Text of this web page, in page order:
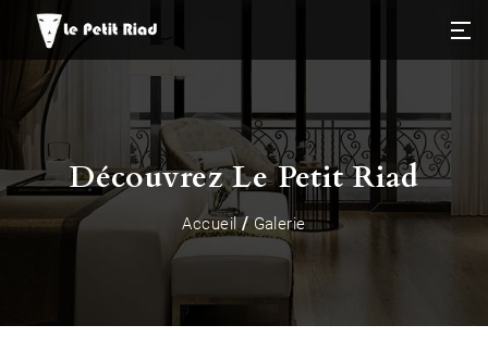
Découvrez Le Petit Riad
Accueil /Galerie